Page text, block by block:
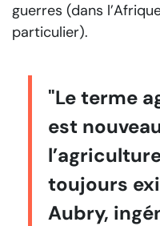
guerres (dans
particulier).
"Le terme
est
toujours
Aubry,